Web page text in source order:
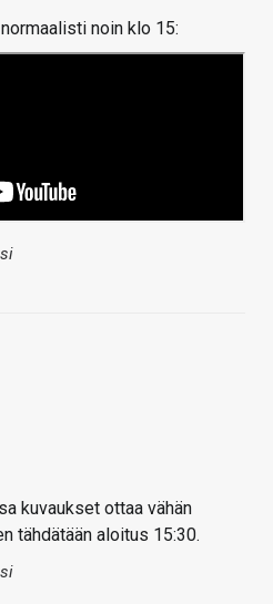
noin klo 15:
kuvaukset ottaa vähän
tähdätään aloitus 15:30.